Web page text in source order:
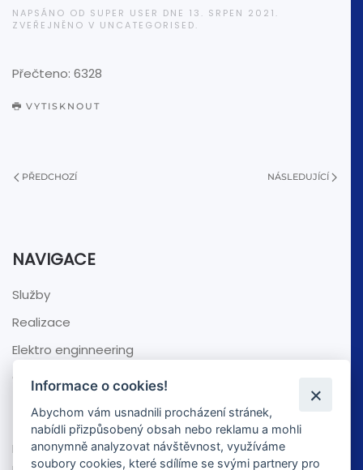
NAPSÁNO OD SUPER USER DNE 13. SRPEN 2021 .
ZVEŘEJNĚNO V UNCATEGORISED.
Přečteno: 6328
VYTISKNOUT
PŘEDCHOZÍ NÁSLEDUJÍCÍ
NAVIGACE
Služby
Realizace
Elektro enginneering
O nás
NEZÁVAZNÁ POPTÁVKA
Pošlete nám nezávaznou poptávku nebo se zeptejte
Informace o cookies!
Abychom vám usnadnili procházení stránek,
nabídli přizpůsobený obsah nebo reklamu a mohli
anonymně analyzovat návštěvnost, využíváme
soubory cookies, které sdílíme se svými partnery pro